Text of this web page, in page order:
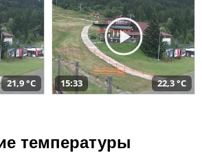
21,9 °C 15:33 22,3 °C
температуры